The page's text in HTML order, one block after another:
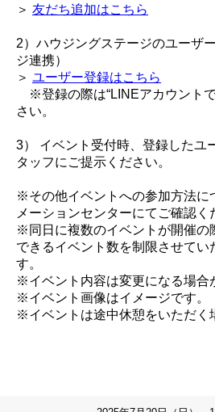
＞ 友だち追加はこちら
2）ハウジングステージのユーザ
ジ連携）
＞ ユーザー登録はこちら
※登録の際は“LINEアカウント
さい。
3） イベント受付時、登録したユ
タッフにご提示ください。
※その他イベントへの参加方法に
メーションセンターにてご確認く
※同日に複数のイベントが開催の
できるイベント数を制限させてい
す。
※イベント内容は変更になる場合
※イベント画像はイメージです。
※イベントは途中休憩をいただく